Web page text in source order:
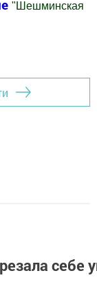
" Шешминская
себе